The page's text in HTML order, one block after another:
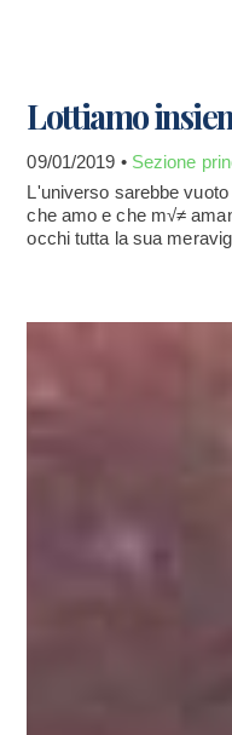
Lottiamo
09/01/2019 • Sezione
L'universo sarebbe
che amo e che m√≠
occhi tutta la sua